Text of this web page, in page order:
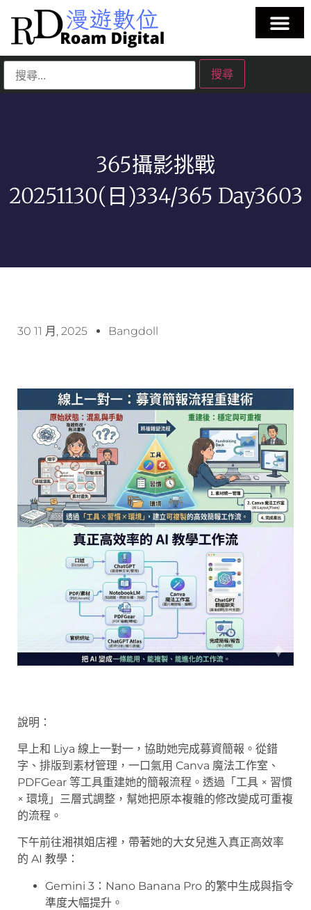
365攝影挑戰
20251130(日)334/365 Day3603
30 11 月, 2025 Bangdoll
說明：
早上和 Liya 線上一對一，協助她完成募資簡報。從錯
字、排版到素材管理，一口氣用 Canva 魔法工作室、
PDFGear 等工具重建她的簡報流程。透過「工具 × 習慣
× 環境」三層式調整，幫她把原本複雜的修改變成可重複
的流程。
下午前往湘祺姐店裡，帶著她的大女兒進入真正高效率
的 AI 教學：
Gemini 3：Nano Banana Pro 的繁中生成與指令
準度大幅提升。